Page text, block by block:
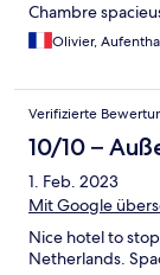
Chambre
Olivier,
Verifizierte
10/10 –
1. Feb. 2023
Mit Google
Nice hotel to
Netherlands.